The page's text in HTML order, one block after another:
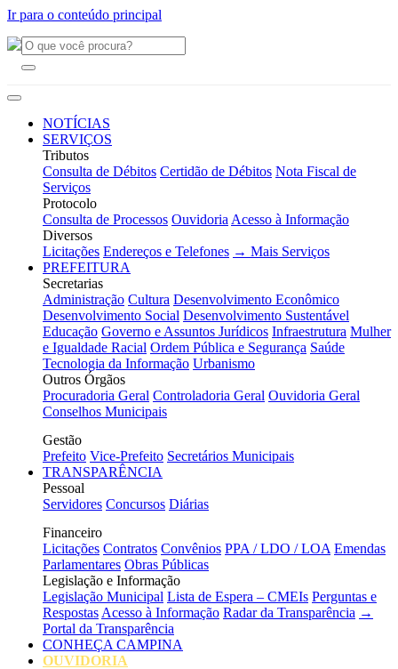
Ir para o conteúdo principal
NOTÍCIAS
SERVIÇOS
Tributos
Consulta de Débitos Certidão de Débitos Nota Fiscal de
Serviços
Protocolo
Consulta de Processos Ouvidoria Acesso à Informação
Diversos
Licitações Endereços e Telefones → Mais Serviços
PREFEITURA
Secretarias
Administração Cultura Desenvolvimento Econômico
Desenvolvimento Social Desenvolvimento Sustentável
Educação Governo e Assuntos Jurídicos Infraestrutura Mulher
e Igualdade Racial Ordem Pública e Segurança Saúde
Tecnologia da Informação Urbanismo
Outros Órgãos
Procuradoria Geral Controladoria Geral Ouvidoria Geral
Conselhos Municipais
Gestão
Prefeito Vice-Prefeito Secretários Municipais
TRANSPARÊNCIA
Pessoal
Servidores Concursos Diárias
Financeiro
Licitações Contratos Convênios PPA / LDO / LOA Emendas
Parlamentares Obras Públicas
Legislação e Informação
Legislação Municipal Lista de Espera – CMEIs Perguntas e
Respostas Acesso à Informação Radar da Transparência →
Portal da Transparência
CONHEÇA CAMPINA
OUVIDORIA